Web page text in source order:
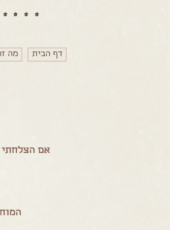
דף הבית מה
אם הצלחתי